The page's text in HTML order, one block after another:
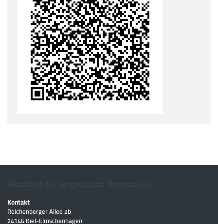
Kontakt
Reichenberger Allee 2b
24146 Kiel-Elmschenhagen